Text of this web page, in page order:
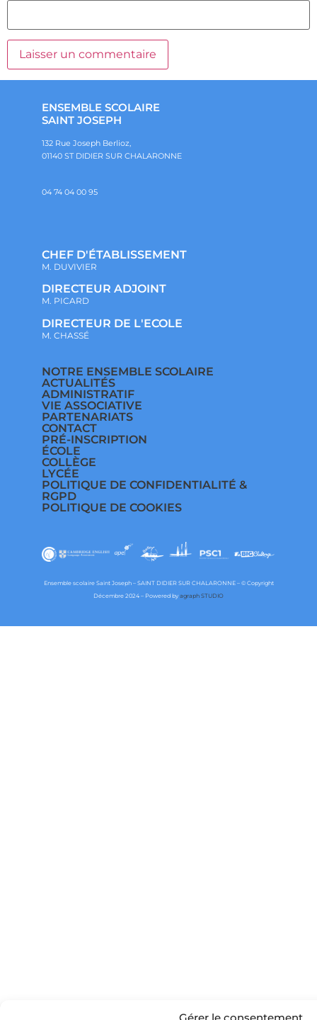
ENSEMBLE SCOLAIRE
SAINT JOSEPH
132 Rue Joseph Berlioz,
01140 ST DIDIER SUR CHALARONNE
04 74 04 00 95
CHEF D'ÉTABLISSEMENT
M. DUVIVIER
DIRECTEUR ADJOINT
M. PICARD
DIRECTEUR DE L'ECOLE
M. CHASSÉ
NOTRE ENSEMBLE SCOLAIRE
ACTUALITÉS
ADMINISTRATIF
VIE ASSOCIATIVE
PARTENARIATS
CONTACT
PRÉ-INSCRIPTION
ÉCOLE
COLLÈGE
LYCÉE
POLITIQUE DE CONFIDENTIALITÉ &
RGPD
POLITIQUE DE COOKIES
Ensemble scolaire Saint Joseph – SAINT DIDIER SUR CHALARONNE – © Copyright
Décembre 2024 – Powered by agraph STUDIO